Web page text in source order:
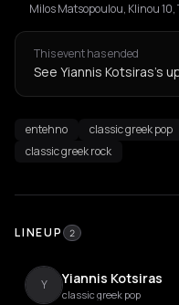
Milos Matsopoulou, Klinou 10,
This event has ended
See Yiannis Kotsiras's
entehno
classic greek pop
classic greek rock
LINEUP 2
Y Yiannis Kotsiras
classic greek pop